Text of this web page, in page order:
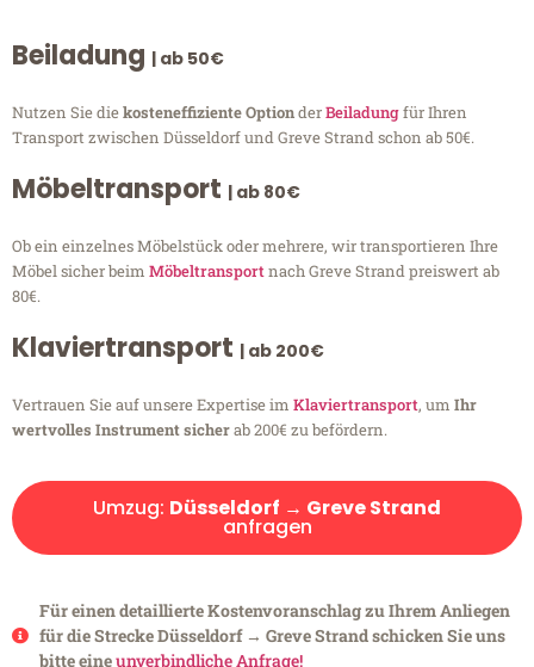
Beiladung | ab 50€
Nutzen Sie diekosteneffiziente OptionderBeiladungfür Ihren
Transport zwischen Düsseldorf und Greve Strand schon ab 50€.
Möbeltransport | ab 80€
Ob ein einzelnes Möbelstück oder mehrere, wir transportieren Ihre
Möbel sicher beim Möbeltransportnach Greve Strand preiswert ab
80€.
Klaviertransport | ab 200€
Vertrauen Sie auf unsere Expertise im Klaviertransport, um Ihr
wertvolles Instrument sicherab 200€ zu befördern.
Umzug: Düsseldorf → Greve Strand
anfragen
Für einen detaillierte Kostenvoranschlag zu Ihrem Anliegen
für die Strecke Düsseldorf → Greve Strand schicken Sie uns
bitte eineunverbindliche Anfrage!